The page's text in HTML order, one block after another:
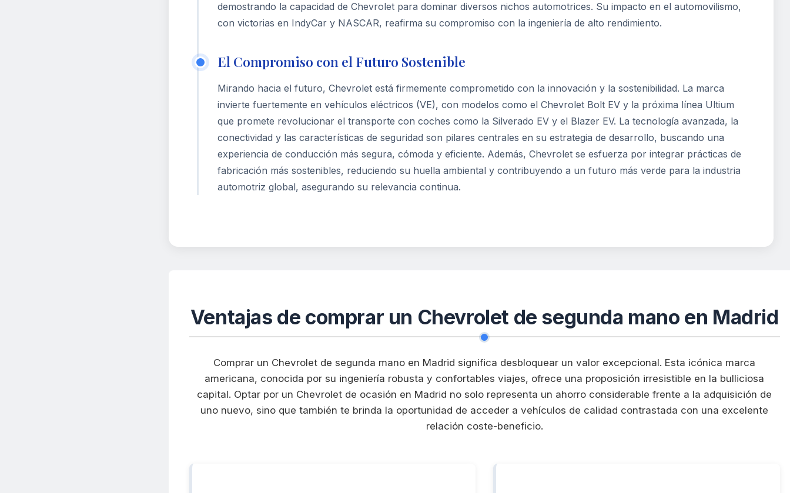
demostrando la capacidad de Chevrolet para dominar diversos nichos automotrices. Su impacto en el automovilismo,
con victorias en IndyCar y NASCAR, reafirma su compromiso con la ingeniería de alto rendimiento.
El Compromiso con el Futuro Sostenible
Mirando hacia el futuro, Chevrolet está firmemente comprometido con la innovación y la sostenibilidad. La marca
invierte fuertemente en vehículos eléctricos (VE), con modelos como el Chevrolet Bolt EV y la próxima línea Ultium
que promete revolucionar el transporte con coches como la Silverado EV y el Blazer EV. La tecnología avanzada, la
conectividad y las características de seguridad son pilares centrales en su estrategia de desarrollo, buscando una
experiencia de conducción más segura, cómoda y eficiente. Además, Chevrolet se esfuerza por integrar prácticas de
fabricación más sostenibles, reduciendo su huella ambiental y contribuyendo a un futuro más verde para la industria
automotriz global, asegurando su relevancia continua.
Ventajas de comprar un Chevrolet de segunda mano en Madrid
Comprar un Chevrolet de segunda mano en Madrid significa desbloquear un valor excepcional. Esta icónica marca
americana, conocida por su ingeniería robusta y confortables viajes, ofrece una proposición irresistible en la bulliciosa
capital. Optar por un Chevrolet de ocasión en Madrid no solo representa un ahorro considerable frente a la adquisición de
uno nuevo, sino que también te brinda la oportunidad de acceder a vehículos de calidad contrastada con una excelente
relación coste-beneficio.